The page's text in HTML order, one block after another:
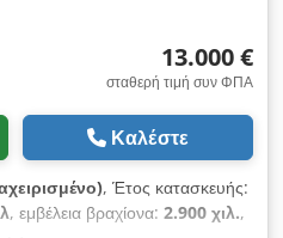
13.000 €
σταθερή τιμή συν ΦΠΑ
Καλέστε
, Έτος κατασκευής:
, εμβέλεια βραχίονα: 2.900 χιλ.,